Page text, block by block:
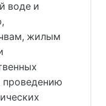
воде и
жилым
проведению